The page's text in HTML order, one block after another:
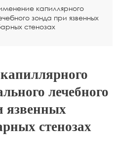
капиллярного
зонда при язвенных
стенозах
лечебного
язвенных
стенозах